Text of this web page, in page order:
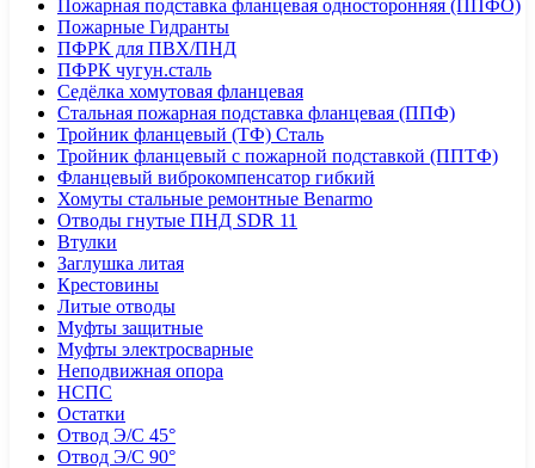
Пожарная подставка фланцевая односторонняя (ППФО)
Пожарные Гидранты
ПФРК для ПВХ/ПНД
ПФРК чугун.сталь
Седёлка хомутовая фланцевая
Стальная пожарная подставка фланцевая (ППФ)
Тройник фланцевый (ТФ) Сталь
Тройник фланцевый с пожарной подставкой (ППТФ)
Фланцевый виброкомпенсатор гибкий
Хомуты стальные ремонтные Benarmo
Отводы гнутые ПНД SDR 11
Втулки
Заглушка литая
Крестовины
Литые отводы
Муфты защитные
Муфты электросварные
Неподвижная опора
НСПС
Остатки
Отвод Э/С 45°
Отвод Э/С 90°